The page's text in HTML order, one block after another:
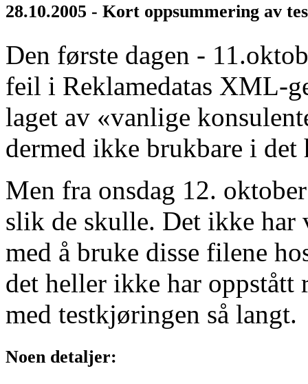
28.10.2005 - Kort oppsummering av
Den første dagen -
feil i Reklamedatas XML-
laget av «vanlige
dermed ikke brukbare i det
Men fra onsdag 12.
slik de skulle. Det ikke
med å bruke disse filene
det heller ikke har
med testkjøringen så langt.
Noen detaljer: